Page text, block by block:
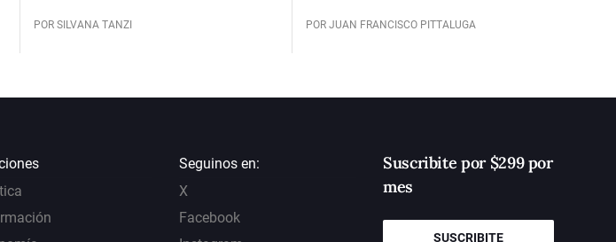
POR SILVANA TANZI POR JUAN FRANCISCO PITTALUGA
Seguinos en:
X
Facebook
Suscribite por $299 por
mes
SUSCRIBITE